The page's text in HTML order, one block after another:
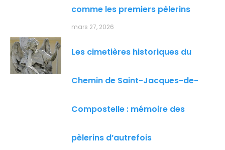
comme les premiers pèlerins
mars 27, 2026
Les cimetières historiques du
Chemin de Saint-Jacques-de-
Compostelle : mémoire des
pèlerins d’autrefois